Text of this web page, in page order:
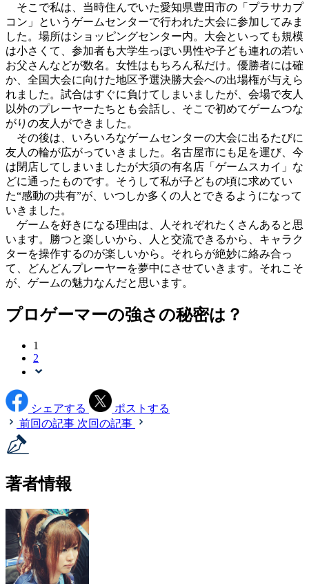
そこで私は、当時住んでいた愛知県豊田市の「プラサカプ
コン」というゲームセンターで行われた大会に参加してみま
した。場所はショッピングセンター内。大会といっても規模
は小さくて、参加者も大学生っぽい男性や子ども連れの若い
お父さんなどが数名。女性はもちろん私だけ。優勝者には確
か、全国大会に向けた地区予選決勝大会への出場権が与えら
れました。試合はすぐに負けてしまいましたが、会場で友人
以外のプレーヤーたちとも会話し、そこで初めてゲームつな
がりの友人ができました。
その後は、いろいろなゲームセンターの大会に出るたびに
友人の輪が広がっていきました。名古屋市にも足を運び、今
は閉店してしまいましたが大須の有名店「ゲームスカイ」な
どに通ったものです。そうして私が子どもの頃に求めてい
た“感動の共有”が、いつしか多くの人とできるようになって
いきました。
ゲームを好きになる理由は、人それぞれたくさんあると思
います。勝つと楽しいから、人と交流できるから、キャラク
ターを操作するのが楽しいから。それらが絶妙に絡み合っ
て、どんどんプレーヤーを夢中にさせていきます。それこそ
が、ゲームの魅力なんだと思います。
プロゲーマーの強さの秘密は？
1
2
シェアする
ポストする
前回の記事 次回の記事
著者情報